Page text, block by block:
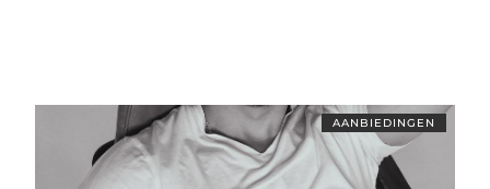
AANBIEDINGEN